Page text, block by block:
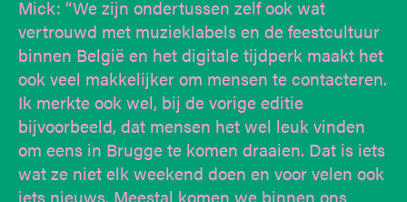
Mick: “We zijn ondertussen zelf ook wat
vertrouwd met muzieklabels en de feestcultuur
binnen België en het digitale tijdperk maakt het
ook veel makkelijker om mensen te contacteren.
Ik merkte ook wel, bij de vorige editie
bijvoorbeeld, dat mensen het wel leuk vinden
om eens in Brugge te komen draaien. Dat is iets
wat ze niet elk weekend doen en voor velen ook
iets nieuws. Meestal komen we binnen ons